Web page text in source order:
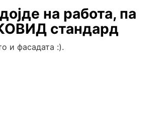
на работа, па
стандард
и фасадата :).